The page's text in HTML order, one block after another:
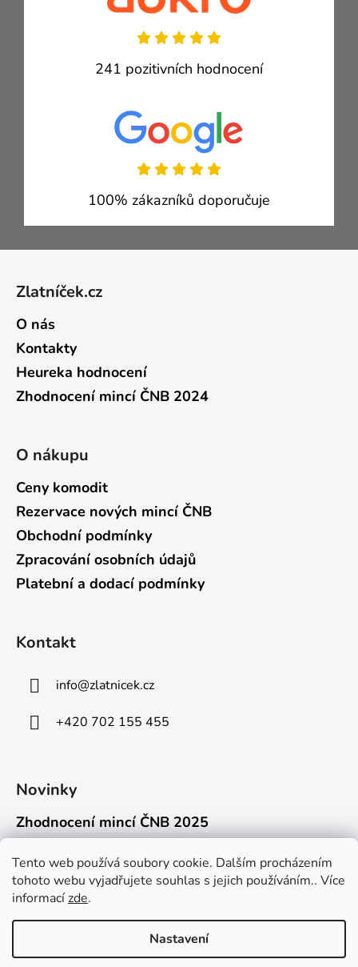
Tento web používá soubory cookie. Dalším procházením
tohoto webu vyjadřujete souhlas s jejich používáním.. Více
informacízde.
Nastavení
241 pozitivních hodnocení
100% zákazníků doporučuje
Zlatníček.cz
O nás
Kontakty
Heureka hodnocení
Zhodnocení mincí ČNB 2024
O nákupu
Ceny komodit
Rezervace nových mincí ČNB
Obchodní podmínky
Zpracování osobních údajů
Platební a dodací podmínky
Kontakt
info@zlatnicek.cz
+420 702 155 455
Novinky
Zhodnocení mincí ČNB 2025
Připravili jsme pro vás jednoduchý a př...
Mýty o přepravě zlatých mincí mimo EU
Kdo někdy držel v ruce zlatou minci Wie...